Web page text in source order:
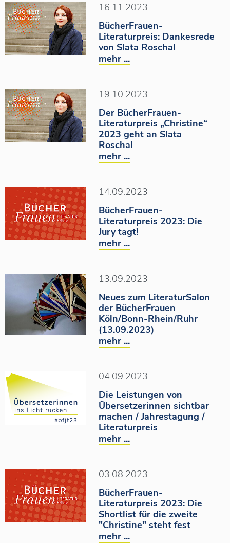
16.11.2023
BücherFrauen-
Literaturpreis: Dankesrede
von Slata Roschal
mehr ...
19.10.2023
Der BücherFrauen-
Literaturpreis „Christine“
2023 geht an Slata
Roschal
mehr ...
14.09.2023
BücherFrauen-
Literaturpreis 2023: Die
Jury tagt!
mehr ...
13.09.2023
Neues zum LiteraturSalon
der BücherFrauen
Köln/Bonn-Rhein/Ruhr
(13.09.2023)
mehr ...
04.09.2023
Die Leistungen von
Übersetzerinnen sichtbar
machen / Jahrestagung /
Literaturpreis
mehr ...
03.08.2023
BücherFrauen-
Literaturpreis 2023: Die
Shortlist für die zweite
"Christine" steht fest
mehr ...